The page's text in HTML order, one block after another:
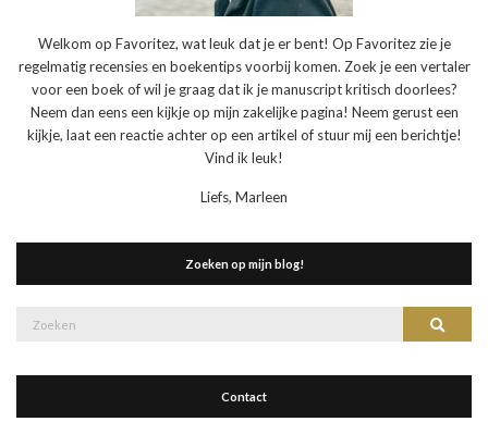
Welkom op Favoritez, wat leuk dat je er bent! Op Favoritez zie je
regelmatig recensies en boekentips voorbij komen. Zoek je een vertaler
voor een boek of wil je graag dat ik je manuscript kritisch doorlees?
Neem dan eens een kijkje op mijn zakelijke pagina! Neem gerust een
kijkje, laat een reactie achter op een artikel of stuur mij een berichtje!
Vind ik leuk!
Liefs, Marleen
Zoeken op mijn blog!
Zoek
Contact